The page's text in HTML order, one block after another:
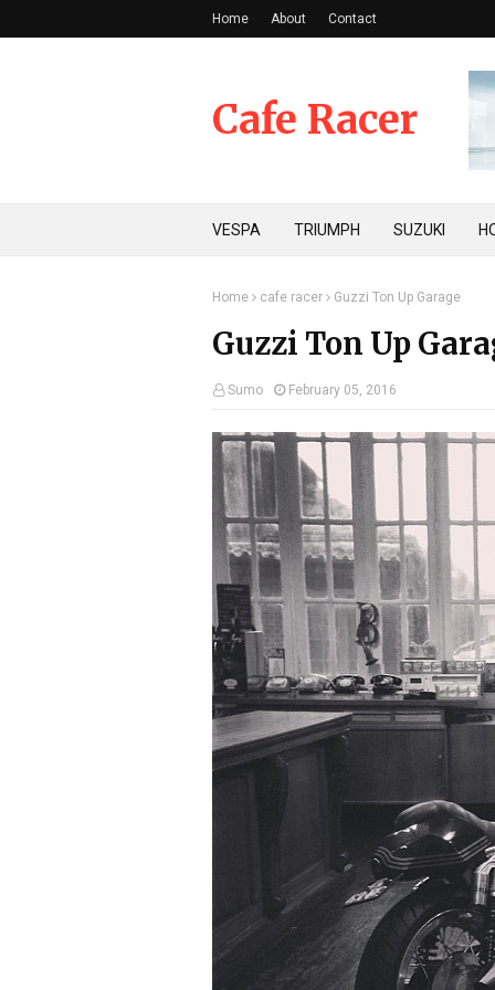
Home About Contact
Cafe Racer
VESPA TRIUMPH SUZUKI
Home cafe racer Guzzi Ton Up Garage
Guzzi Ton Up
Sumo February 05, 2016